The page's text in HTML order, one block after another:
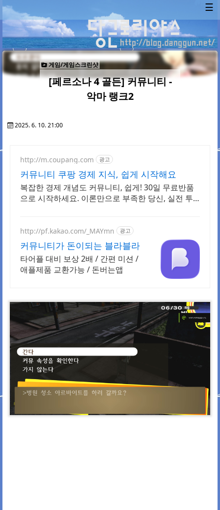
☰
게임/게임스크린샷
[페르소나 4 골든] 커뮤니티 -
악마 랭크2
2025. 6. 10. 21:00
http://m.coupang.com 광고
커뮤니티 쿠팡 경제 지식, 쉽게 시작해요
복잡한 경제 개념도 커뮤니티, 쉽게! 30일 무료반품
으로 시작하세요. 이론만으로 부족한 당신, 실전 투
http://pf.kakao.com/_MAYmn 광고
커뮤니티가 돈이되는 블라블라
타어플 대비 보상 2배 / 간편 미션 /
애플제품 교환가능 / 돈버는앱